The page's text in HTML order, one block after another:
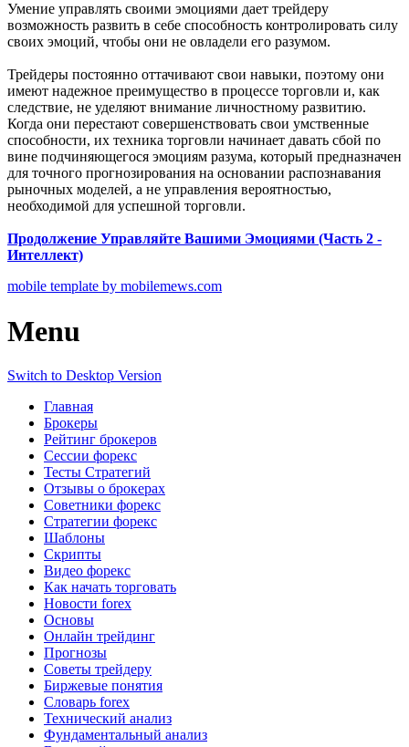
Умение управлять своими эмоциями дает трейдеру
возможность развить в себе способность контролировать силу
своих эмоций, чтобы они не овладели его разумом.
Трейдеры постоянно оттачивают свои навыки, поэтому они
имеют надежное преимущество в процессе торговли и, как
следствие, не уделяют внимание личностному развитию.
Когда они перестают совершенствовать свои умственные
способности, их техника торговли начинает давать сбой по
вине подчиняющегося эмоциям разума, который предназначен
для точного прогнозирования на основании распознавания
рыночных моделей, а не управления вероятностью,
необходимой для успешной торговли.
Продолжение Управляйте Вашими Эмоциями (Часть 2 -
Интеллект)
mobile template by mobilemews.com
Menu
Switch to Desktop Version
Главная
Брокеры
Рейтинг брокеров
Сессии форекс
Тесты Стратегий
Отзывы о брокерах
Советники форекс
Стратегии форекс
Шаблоны
Скрипты
Видео форекс
Как начать торговать
Новости forex
Основы
Онлайн трейдинг
Прогнозы
Советы трейдеру
Биржевые понятия
Словарь forex
Технический анализ
Фундаментальный анализ